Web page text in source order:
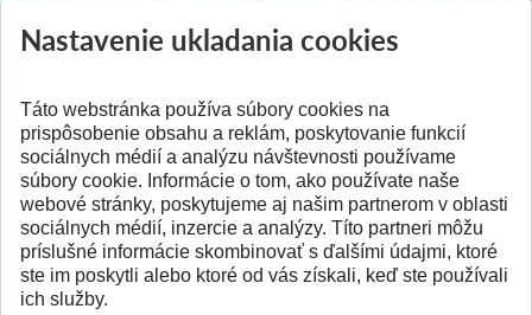
Publikované 31.07.2026 Publikované
SPÄŤ NA VRCH
Nastavenie ukladania cookies
Táto webstránka používa súbory cookies na
prispôsobenie obsahu a reklám, poskytovanie funkcií
sociálnych médií a analýzu návštevnosti používame
súbory cookie. Informácie o tom, ako používate naše
webové stránky, poskytujeme aj našim partnerom v oblasti
sociálnych médií, inzercie a analýzy. Títo partneri môžu
príslušné informácie skombinovať s ďalšími údajmi, ktoré
ste im poskytli alebo ktoré od vás získali, keď ste používali
ich služby.